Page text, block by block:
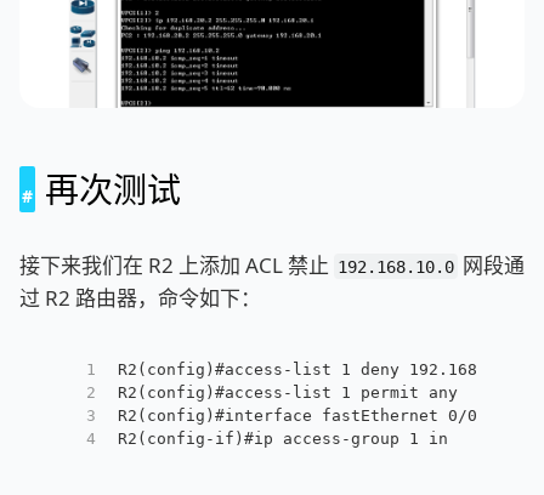
再次测试
接下来我们在 R2 上添加 ACL 禁止 192.168.10.0 网段通
过 R2 路由器，命令如下：
1
2
3
4
R2(config)#access-list 1 deny 192.168.10.0
R2(config)#access-list 1 permit any
R2(config)#interface fastEthernet 0/0
R2(config-if)#ip access-group 1 in